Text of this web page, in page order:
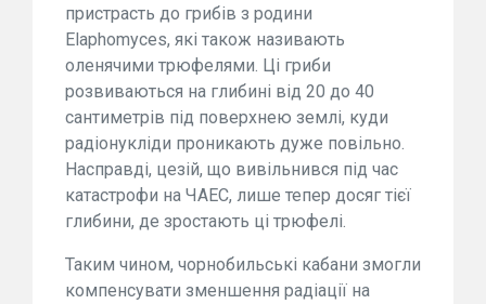
пристрасть до грибів з родини
Elaphomyces, які також називають
оленячими трюфелями. Ці гриби
розвиваються на глибині від 20 до 40
сантиметрів під поверхнею землі, куди
радіонукліди проникають дуже повільно.
Насправді, цезій, що вивільнився під час
катастрофи на ЧАЕС, лише тепер досяг тієї
глибини, де зростають ці трюфелі.
Таким чином, чорнобильські кабани змогли
компенсувати зменшення радіації на